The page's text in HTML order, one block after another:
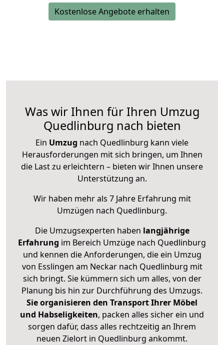
Kostenlose Angebote erhalten
Was wir Ihnen für Ihren Umzug
Quedlinburg nach bieten
Ein Umzug nach Quedlinburg kann viele
Herausforderungen mit sich bringen, um Ihnen
die Last zu erleichtern – bieten wir Ihnen unsere
Unterstützung an.
Wir haben mehr als 7 Jahre Erfahrung mit
Umzügen nach Quedlinburg.
Die Umzugsexperten haben langjährige
Erfahrung im Bereich Umzüge nach Quedlinburg
und kennen die Anforderungen, die ein Umzug
von Esslingen am Neckar nach Quedlinburg mit
sich bringt. Sie kümmern sich um alles, von der
Planung bis hin zur Durchführung des Umzugs.
Sie organisieren den Transport Ihrer Möbel
und Habseligkeiten, packen alles sicher ein und
sorgen dafür, dass alles rechtzeitig an Ihrem
neuen Zielort in Quedlinburg ankommt.